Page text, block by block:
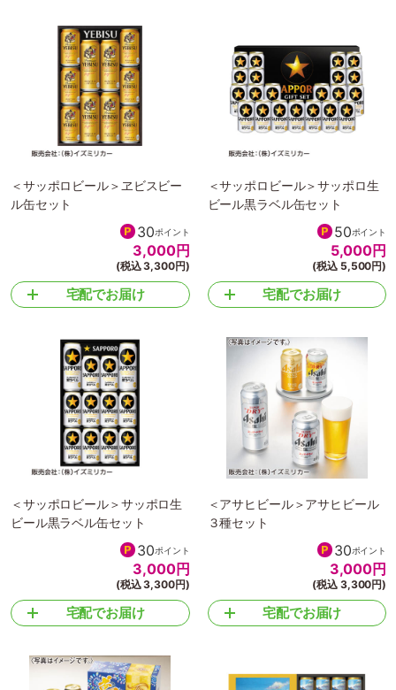
＜サッポロビール＞ヱビスビー
ル缶セット
30ポイント
3,000円
(税込 3,300円)
宅配でお届け
＜サッポロビール＞サッポロ生
ビール黒ラベル缶セット
50ポイント
5,000円
(税込 5,500円)
宅配でお届け
＜サッポロビール＞サッポロ生
ビール黒ラベル缶セット
30ポイント
3,000円
(税込 3,300円)
宅配でお届け
＜アサヒビール＞アサヒビール
３種セット
30ポイント
3,000円
(税込 3,300円)
宅配でお届け